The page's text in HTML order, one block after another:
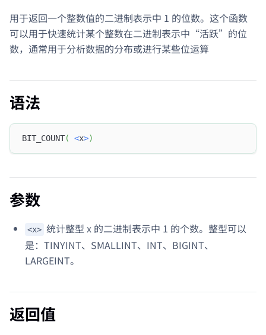
用于返回一个整数值的二进制表示中 1 的位数。这个函数
可以用于快速统计某个整数在二进制表示中“活跃”的位
数，通常用于分析数据的分布或进行某些位运算
语法
BIT_COUNT( <x>)
参数
<x> 统计整型 x 的二进制表示中 1 的个数。整型可以
是：TINYINT、SMALLINT、INT、BIGINT、
LARGEINT。
返回值